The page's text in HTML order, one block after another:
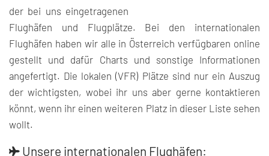
der bei uns eingetragenen
Flughäfen und Flugplätze. Bei den internationalen
Flughäfen haben wir alle in Österreich verfügbaren online
gestellt und dafür Charts und sonstige Informationen
angefertigt. Die lokalen (VFR) Plätze sind nur ein Auszug
der wichtigsten, wobei ihr uns aber gerne kontaktieren
könnt, wenn ihr einen weiteren Platz in dieser Liste sehen
wollt.
Unsere internationalen Flughäfen: